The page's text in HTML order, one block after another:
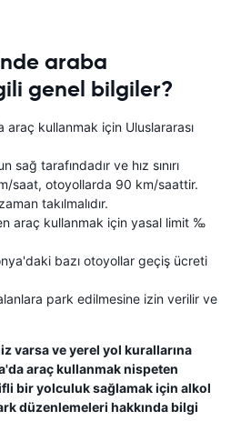
araba
genel bilgiler?
araç kullanmak için Uluslararası
sağ tarafındadır ve hız sınırı
saat, otoyollarda 90 km/saattir.
takılmalıdır.
araç kullanmak için yasal limit ‰
bazı otoyollar geçiş ücreti
park edilmesine izin verilir ve
varsa ve yerel yol kurallarına
araç kullanmak nispeten
bir yolculuk sağlamak için alkol
düzenlemeleri hakkında bilgi